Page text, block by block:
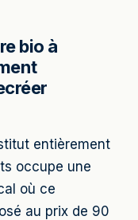
bio à
entièrement
occupe une
où ce
au prix de 90